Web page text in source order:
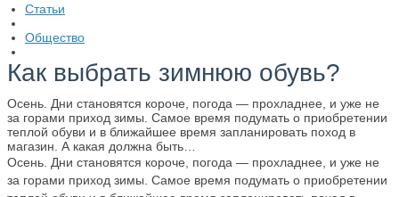
Статьи
Общество
Как выбрать зимнюю обувь?
Осень. Дни становятся короче, погода — прохладнее, и уже не
за горами приход зимы. Самое время подумать о приобретении
теплой обуви и в ближайшее время запланировать поход в
магазин. А какая должна быть…
Осень. Дни становятся короче, погода — прохладнее, и уже не
за горами приход зимы. Самое время подумать о приобретении